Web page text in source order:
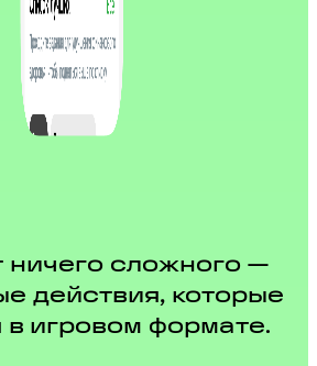
ничего сложного —
действия, которые
в игровом формате.